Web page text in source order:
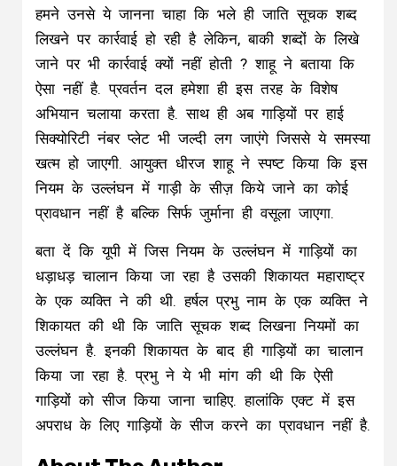
हमने उनसे ये जानना चाहा कि भले ही जाति सूचक शब्द
लिखने पर कार्रवाई हो रही है लेकिन, बाकी शब्दों के लिखे
जाने पर भी कार्रवाई क्यों नहीं होती ? शाहू ने बताया कि
ऐसा नहीं है. प्रवर्तन दल हमेशा ही इस तरह के विशेष
अभियान चलाया करता है. साथ ही अब गाड़ियों पर हाई
सिक्योरिटी नंबर प्लेट भी जल्दी लग जाएंगे जिससे ये समस्या
खत्म हो जाएगी. आयुक्त धीरज शाहू ने स्पष्ट किया कि इस
नियम के उल्लंघन में गाड़ी के सीज़ किये जाने का कोई
प्रावधान नहीं है बल्कि सिर्फ जुर्माना ही वसूला जाएगा.
बता दें कि यूपी में जिस नियम के उल्लंघन में गाड़ियों का
धड़ाधड़ चालान किया जा रहा है उसकी शिकायत महाराष्ट्र
के एक व्यक्ति ने की थी. हर्षल प्रभु नाम के एक व्यक्ति ने
शिकायत की थी कि जाति सूचक शब्द लिखना नियमों का
उल्लंघन है. इनकी शिकायत के बाद ही गाड़ियों का चालान
किया जा रहा है. प्रभु ने ये भी मांग की थी कि ऐसी
गाड़ियों को सीज किया जाना चाहिए. हालांकि एक्ट में इस
अपराध के लिए गाड़ियों के सीज करने का प्रावधान नहीं है.